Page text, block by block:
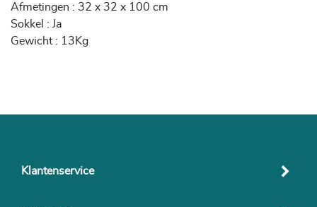
Afmetingen : 32 x 32 x 100 cm
Sokkel : Ja
Gewicht : 13Kg
Klantenservice